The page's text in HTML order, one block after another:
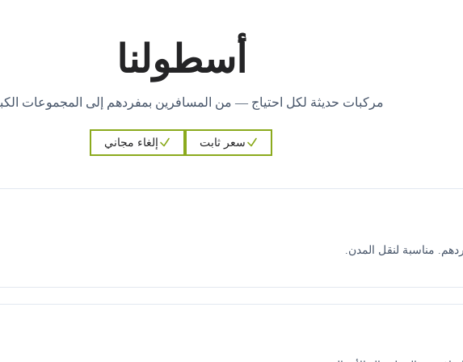
أسطولنا
مركبات حديثة لكل احتياج — من المسافرين بمفردهم إلى المجموعات
سعر ثابت إلغاء مجاني
مناسبة لنقل المدن.